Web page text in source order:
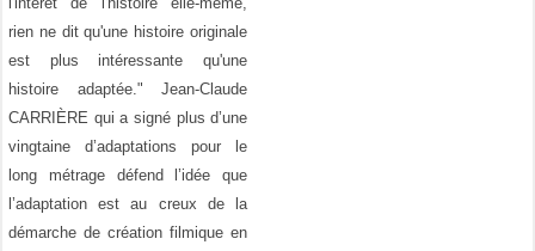
rien ne dit qu'une histoire originale
est plus intéressante qu'une
histoire adaptée." Jean-Claude
CARRIÈRE qui a signé plus d’une
vingtaine d’adaptations pour le
long métrage défend l’idée que
l’adaptation est au creux de la
démarche de création filmique en